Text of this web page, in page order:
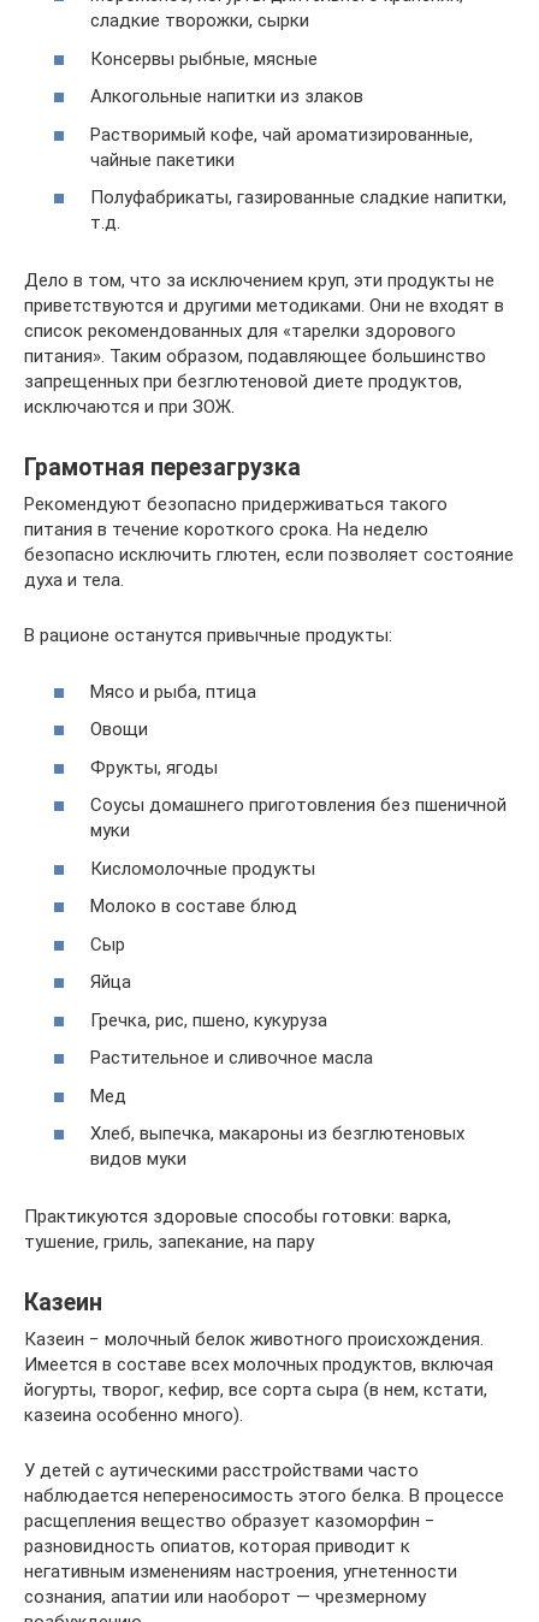
сладкие творожки, сырки
Консервы рыбные, мясные
Алкогольные напитки из злаков
Растворимый кофе, чай ароматизированные,
чайные пакетики
Полуфабрикаты, газированные сладкие напитки,
т.д.
Дело в том, что за исключением круп, эти продукты не
приветствуются и другими методиками. Они не входят в
список рекомендованных для «тарелки здорового
питания». Таким образом, подавляющее большинство
запрещенных при безглютеновой диете продуктов,
исключаются и при ЗОЖ.
Грамотная перезагрузка
Рекомендуют безопасно придерживаться такого
питания в течение короткого срока. На неделю
безопасно исключить глютен, если позволяет состояние
духа и тела.
В рационе останутся привычные продукты:
Мясо и рыба, птица
Овощи
Фрукты, ягоды
Соусы домашнего приготовления без пшеничной
муки
Кисломолочные продукты
Молоко в составе блюд
Сыр
Яйца
Гречка, рис, пшено, кукуруза
Растительное и сливочное масла
Мед
Хлеб, выпечка, макароны из безглютеновых
видов муки
Практикуются здоровые способы готовки: варка,
тушение, гриль, запекание, на пару
Казеин
Казеин − молочный белок животного происхождения.
Имеется в составе всех молочных продуктов, включая
йогурты, творог, кефир, все сорта сыра (в нем, кстати,
казеина особенно много).
У детей с аутическими расстройствами часто
наблюдается непереносимость этого белка. В процессе
расщепления вещество образует казоморфин −
разновидность опиатов, которая приводит к
негативным изменениям настроения, угнетенности
сознания, апатии или наоборот — чрезмерному